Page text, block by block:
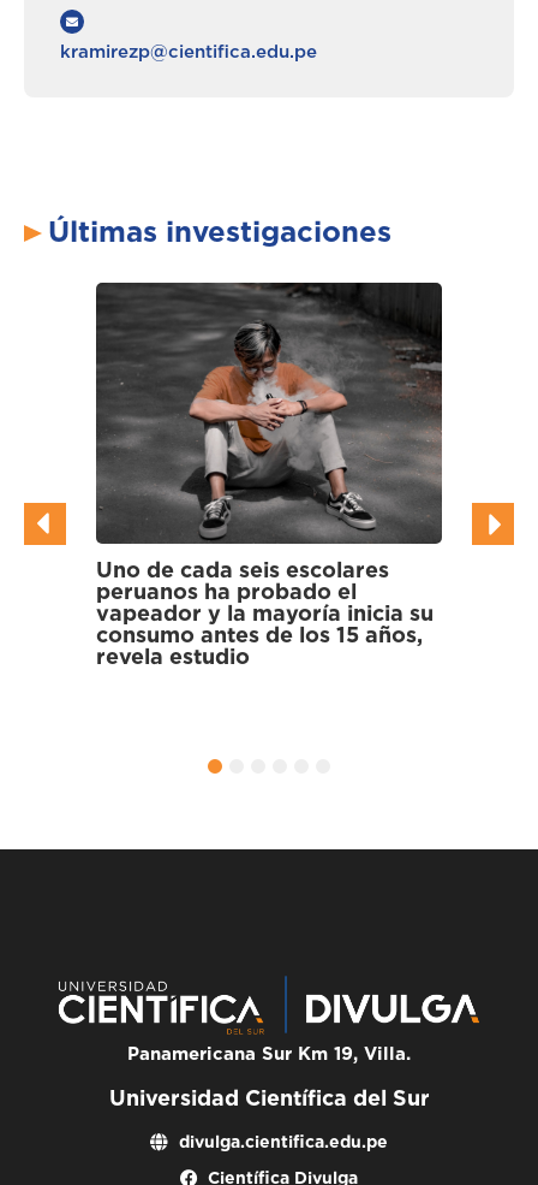
kramirezp@cientifica.edu.pe
Últimas investigaciones
inicia su
Científicos hallan bacterias
multirresistentes a antibióticos
en gallinazos y cormoranes de
los Pantanos de Villa
4
Panamericana Sur Km 19, Villa.
Universidad Científica del Sur
divulga.cientifica.edu.pe
Científica Divulga